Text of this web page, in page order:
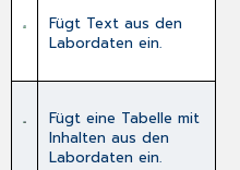
Fügt Text aus den
Labordaten ein.
Fügt eine Tabelle mit
Inhalten aus den
Labordaten ein.